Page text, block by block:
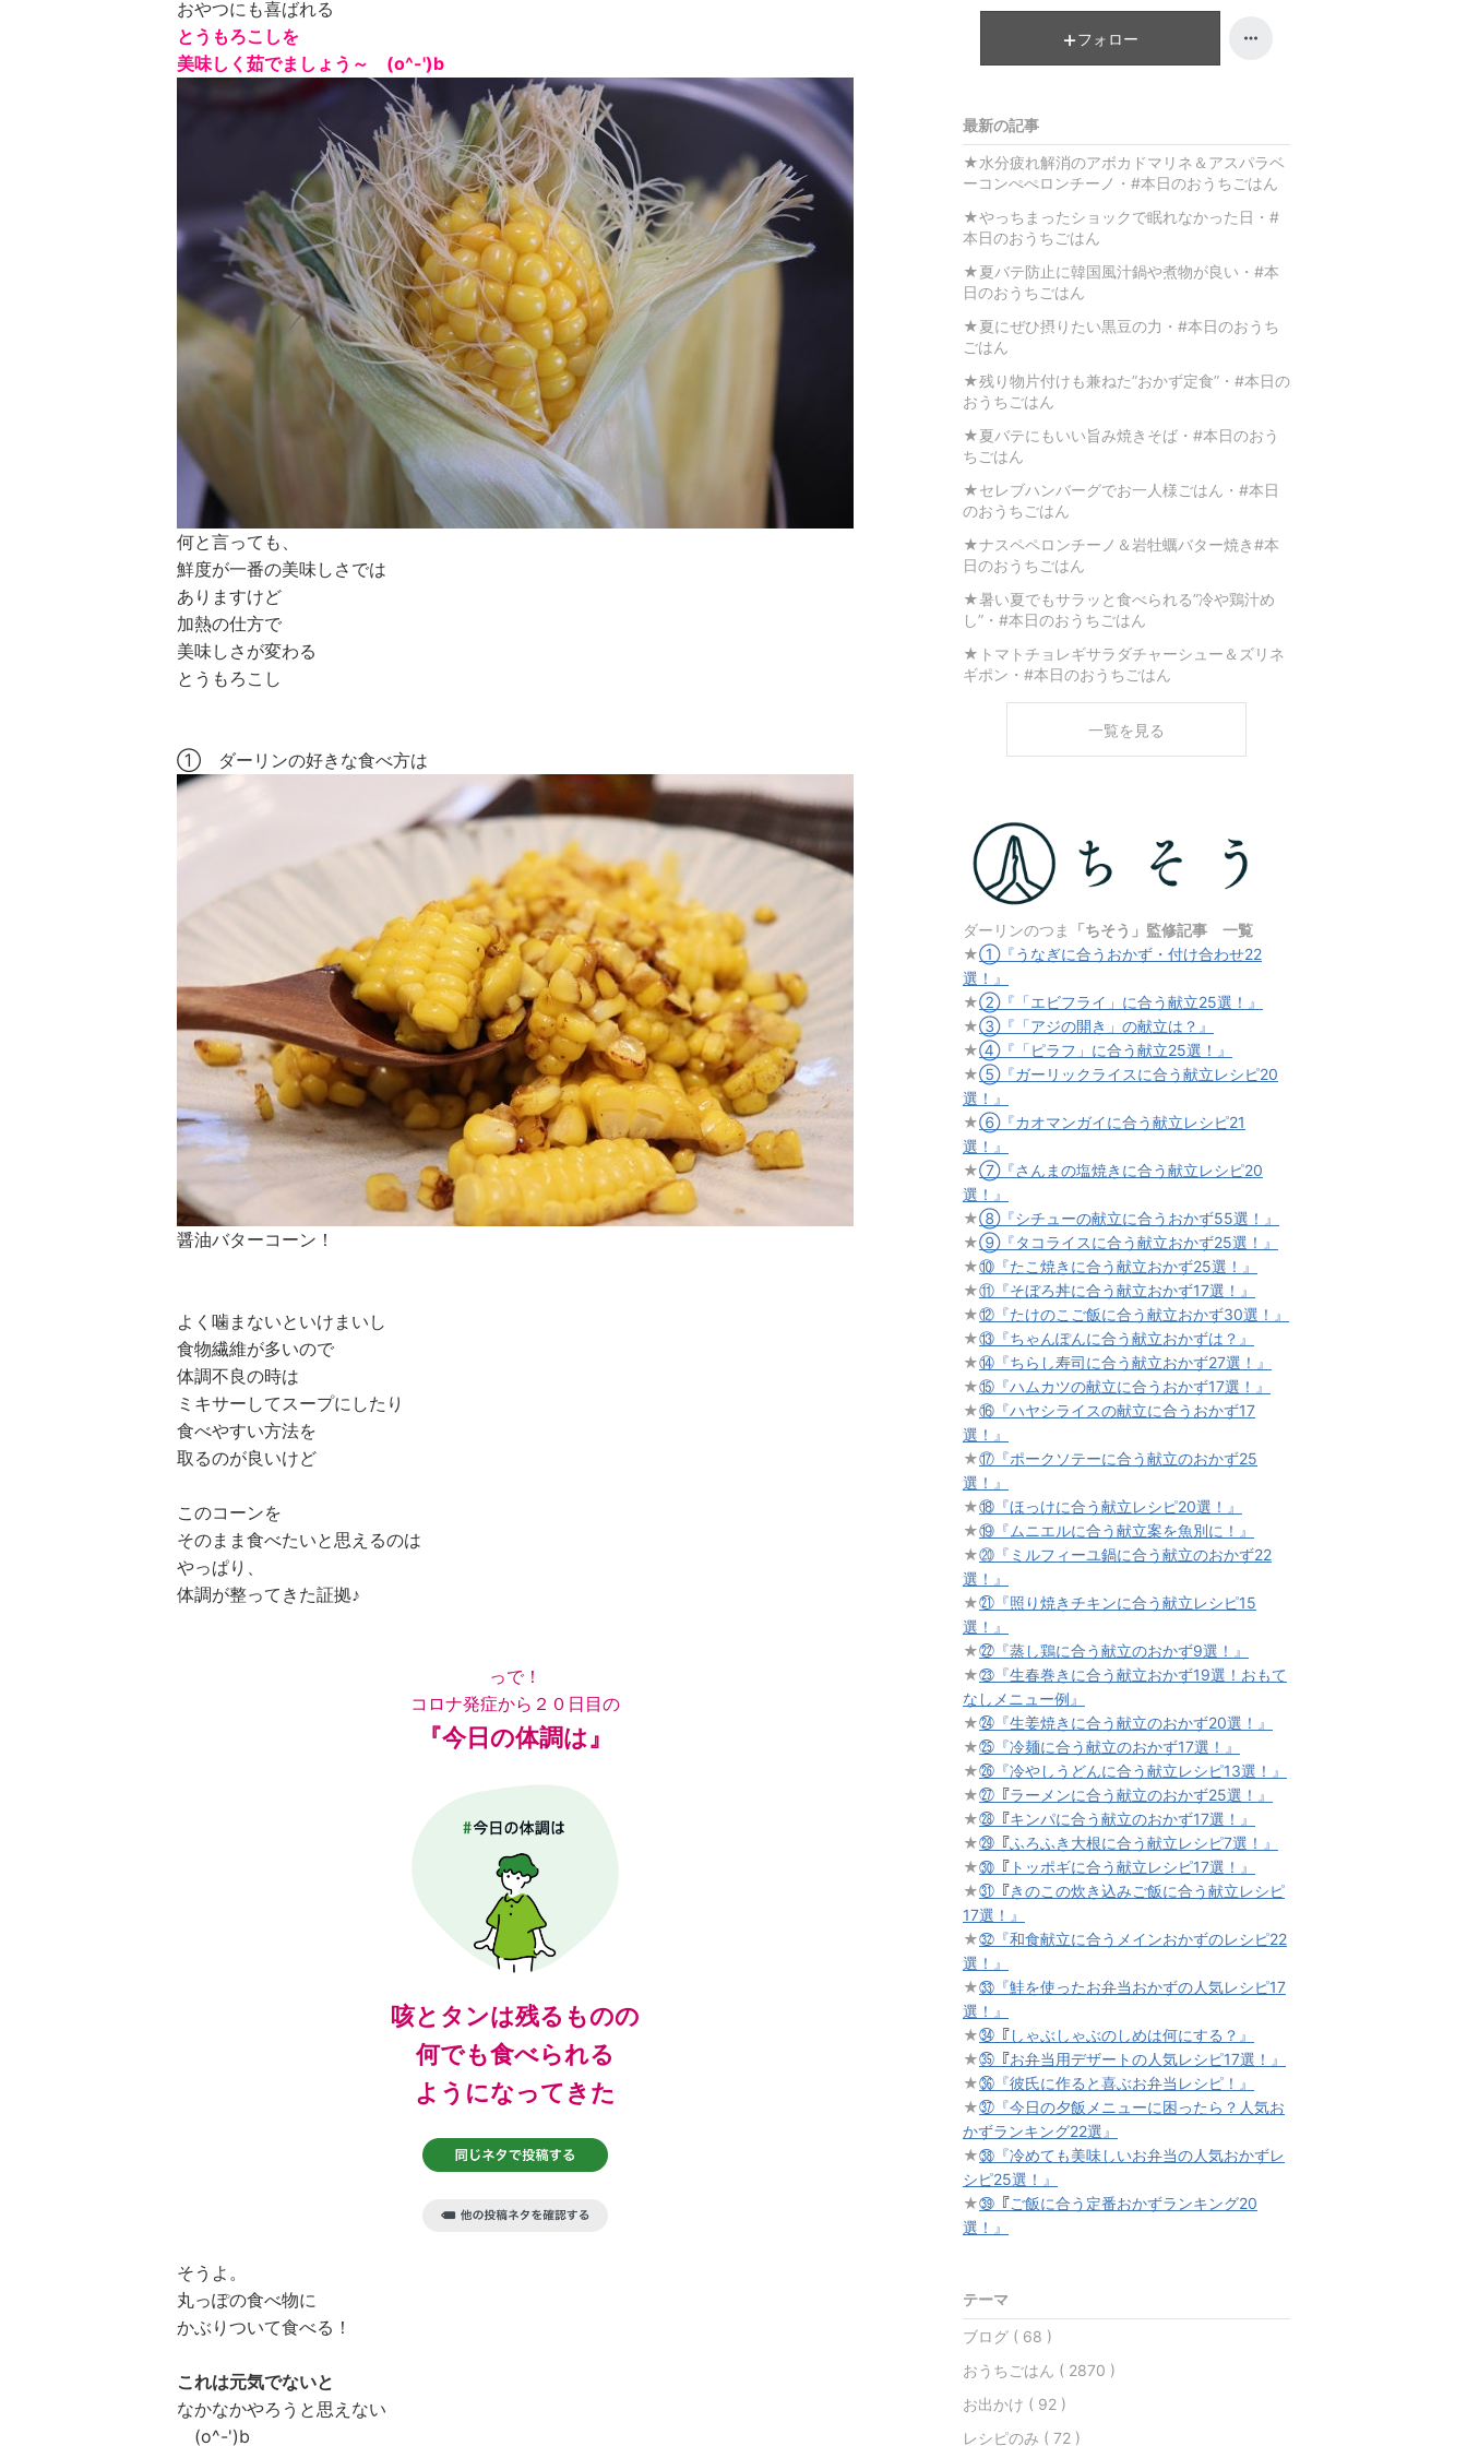
おやつにも喜ばれる
とうもろこしを
美味しく茹でましょう～ (o^-')b
何と言っても、
鮮度が一番の美味しさでは
ありますけど
加熱の仕方で
美味しさが変わる
とうもろこし
① ダーリンの好きな食べ方は
醤油バターコーン！
よく噛まないといけまいし
食物繊維が多いので
体調不良の時は
ミキサーしてスープにしたり
食べやすい方法を
取るのが良いけど
このコーンを
そのまま食べたいと思えるのは
やっぱり、
体調が整ってきた証拠♪
っで！
コロナ発症から２０日目の
『今日の体調は』
咳とタンは残るものの
何でも食べられる
ようになってきた
そうよ。
丸っぽの食べ物に
かぶりついて食べる！
これは元気でないと
なかなかやろうと思えない
(o^-')b
フォロー
最新の記事
★水分疲れ解消のアボカドマリネ＆アスパラベ
ーコンぺぺロンチーノ・#本日のおうちごはん
★やっちまったショックで眠れなかった日・#
本日のおうちごはん
★夏バテ防止に韓国風汁鍋や煮物が良い・#本
日のおうちごはん
★夏にぜひ摂りたい黒豆の力・#本日のおうち
ごはん
★残り物片付けも兼ねた”おかず定食”・#本日の
おうちごはん
★夏バテにもいい旨み焼きそば・#本日のおう
ちごはん
★セレブハンバーグでお一人様ごはん・#本日
のおうちごはん
★ナスペペロンチーノ＆岩牡蠣バター焼き#本
日のおうちごはん
★暑い夏でもサラッと食べられる”冷や鶏汁め
し”・#本日のおうちごはん
★トマトチョレギサラダチャーシュー＆ズリネ
ギポン・#本日のおうちごはん
一覧を見る
ダーリンのつま
「ちそう」監修記事 一覧
★①『うなぎに合うおかず・付け合わせ22
選！』
★②『「エビフライ」に合う献立25選！』
★③『「アジの開き」の献立は？』
★④『「ピラフ」に合う献立25選！』
★⑤『ガーリックライスに合う献立レシピ20
選！』
★⑥『カオマンガイに合う献立レシピ21
選！』
★⑦『さんまの塩焼きに合う献立レシピ20
選！』
★⑧『シチューの献立に合うおかず55選！』
★⑨『タコライスに合う献立おかず25選！』
★⑩『たこ焼きに合う献立おかず25選！』
★⑪『そぼろ丼に合う献立おかず17選！』
★⑫『たけのこご飯に合う献立おかず30選！』
★⑬『ちゃんぽんに合う献立おかずは？』
★⑭『ちらし寿司に合う献立おかず27選！』
★⑮『ハムカツの献立に合うおかず17選！』
★⑯『ハヤシライスの献立に合うおかず17
選！』
★⑰『ポークソテーに合う献立のおかず25
選！』
★⑱『ほっけに合う献立レシピ20選！』
★⑲『ムニエルに合う献立案を魚別に！』
★⑳『ミルフィーユ鍋に合う献立のおかず22
選！』
★㉑『照り焼きチキンに合う献立レシピ15
選！』
★㉒『蒸し鶏に合う献立のおかず9選！』
★㉓『生春巻きに合う献立おかず19選！おもて
なしメニュー例』
★㉔『生姜焼きに合う献立のおかず20選！』
★㉕『冷麺に合う献立のおかず17選！』
★㉖『冷やしうどんに合う献立レシピ13選！』
★㉗『ラーメンに合う献立のおかず25選！』
★㉘『キンパに合う献立のおかず17選！』
★㉙『ふろふき大根に合う献立レシピ7選！』
★㉚『トッポギに合う献立レシピ17選！』
★㉛『きのこの炊き込みご飯に合う献立レシピ
17選！』
★㉜『和食献立に合うメインおかずのレシピ22
選！』
★㉝『鮭を使ったお弁当おかずの人気レシピ17
選！』
★㉞『しゃぶしゃぶのしめは何にする？』
★㉟『お弁当用デザートの人気レシピ17選！』
★㊱『彼氏に作ると喜ぶお弁当レシピ！』
★㊲『今日の夕飯メニューに困ったら？人気お
かずランキング22選』
★㊳『冷めても美味しいお弁当の人気おかずレ
シピ25選！』
★㊴『ご飯に合う定番おかずランキング20
選！』
テーマ
ブログ ( 68 )
おうちごはん ( 2870 )
お出かけ ( 92 )
レシピのみ ( 72 )